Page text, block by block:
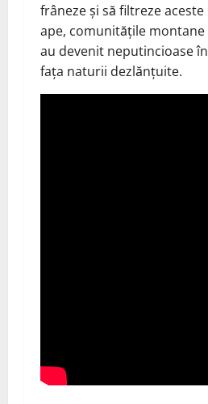
frâneze și să filtreze aceste
ape, comunitățile montane
au devenit neputincioase în
fața naturii dezlănțuite.